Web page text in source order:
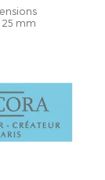
25 mm